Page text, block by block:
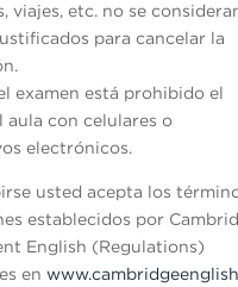
viajes, etc. no se
para cancelar la
examen está prohibido el
aula con celulares o
electrónicos.
usted acepta los
establecidos por
English (Regulations)
en